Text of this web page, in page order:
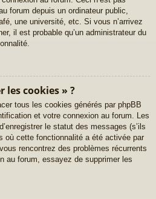
forum depuis un ordinateur public,
une université, etc. Si vous n’arrivez
il est probable qu’un administrateur du
les cookies » ?
tous les cookies générés par phpBB
et votre connexion au forum. Les
le statut des messages (s’ils
où cette fonctionnalité a été activée par
rencontrez des problèmes récurrents
au forum, essayez de supprimer les